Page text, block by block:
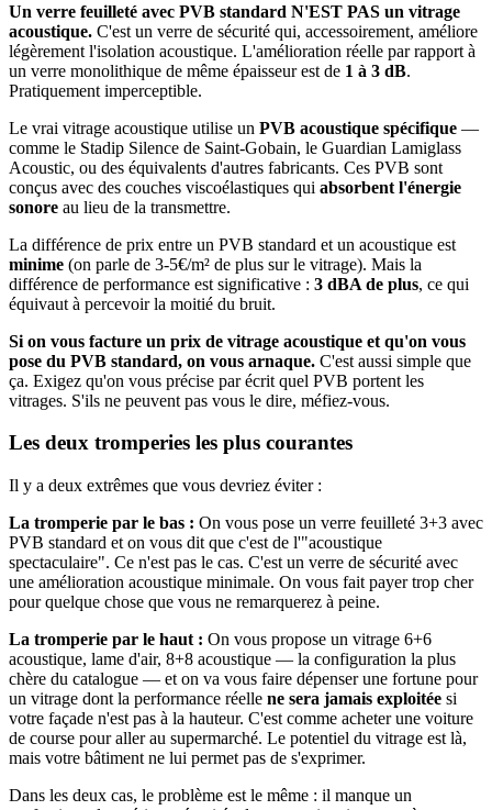
Un verre feuilleté avec PVB standard N'EST PAS un vitrage
acoustique. C'est un verre de sécurité qui, accessoirement, améliore
légèrement l'isolation acoustique. L'amélioration réelle par rapport à
un verre monolithique de même épaisseur est de 1 à 3 dB.
Pratiquement imperceptible.
Le vrai vitrage acoustique utilise un PVB acoustique spécifique —
comme le Stadip Silence de Saint-Gobain, le Guardian Lamiglass
Acoustic, ou des équivalents d'autres fabricants. Ces PVB sont
conçus avec des couches viscoélastiques qui absorbent l'énergie
sonore au lieu de la transmettre.
La différence de prix entre un PVB standard et un acoustique est
minime (on parle de 3-5€/m² de plus sur le vitrage). Mais la
différence de performance est significative : 3 dBA de plus, ce qui
équivaut à percevoir la moitié du bruit.
Si on vous facture un prix de vitrage acoustique et qu'on vous
pose du PVB standard, on vous arnaque. C'est aussi simple que
ça. Exigez qu'on vous précise par écrit quel PVB portent les
vitrages. S'ils ne peuvent pas vous le dire, méfiez-vous.
Les deux tromperies les plus courantes
Il y a deux extrêmes que vous devriez éviter :
La tromperie par le bas : On vous pose un verre feuilleté 3+3 avec
PVB standard et on vous dit que c'est de l'"acoustique
spectaculaire". Ce n'est pas le cas. C'est un verre de sécurité avec
une amélioration acoustique minimale. On vous fait payer trop cher
pour quelque chose que vous ne remarquerez à peine.
La tromperie par le haut : On vous propose un vitrage 6+6
acoustique, lame d'air, 8+8 acoustique — la configuration la plus
chère du catalogue — et on va vous faire dépenser une fortune pour
un vitrage dont la performance réelle ne sera jamais exploitée si
votre façade n'est pas à la hauteur. C'est comme acheter une voiture
de course pour aller au supermarché. Le potentiel du vitrage est là,
mais votre bâtiment ne lui permet pas de s'exprimer.
Dans les deux cas, le problème est le même : il manque un